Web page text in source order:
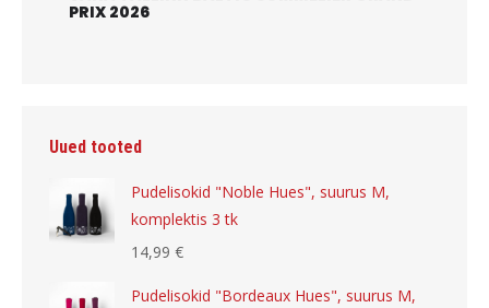
PRIX 2026
Uued tooted
Pudelisokid "Noble Hues", suurus M,
komplektis 3 tk
14,99 €
Pudelisokid "Bordeaux Hues", suurus M,